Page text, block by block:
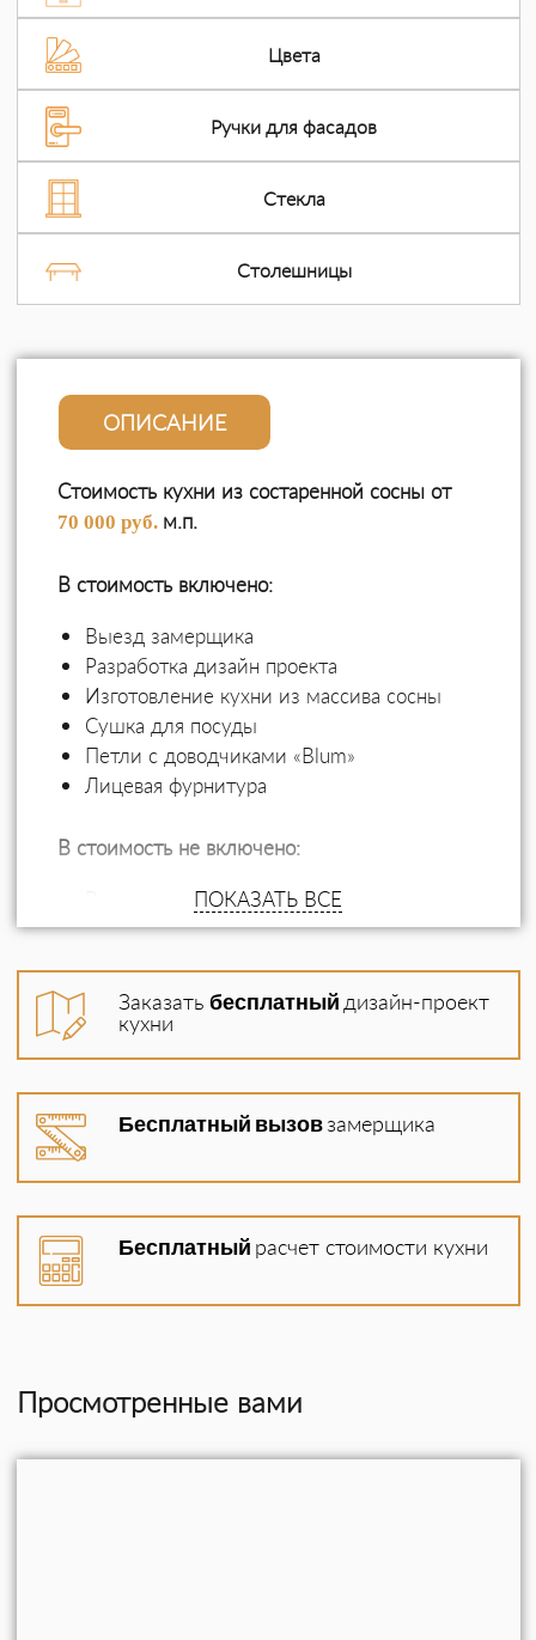
Цвета
Ручки для фасадов
Стекла
Столешницы
ОПИСАНИЕ
Стоимость кухни из состаренной сосны от
70 000 руб. м.п.
В стоимость включено:
Выезд замерщика
Разработка дизайн проекта
Изготовление кухни из массива сосны
Сушка для посуды
Петли с доводчиками «Blum»
Лицевая фурнитура
В стоимость не включено:
Встроенная бытовая техника
Доводчики на выдвижные ящики
Выдвижные корзины
Угловая сушка
Установка (5% от стоимости)
Доставка
Кухня изготовлена для комнаты отдыха в
бане по индивидуальному проекту.
патиной, покрыта в 4 слоя, морилка,
ПОКАЗАТЬ ВСЕ
Заказатьбесплатный дизайн-проект
кухни
Бесплатный вызовзамерщика
Бесплатный расчет стоимости кухни
Просмотренные вами